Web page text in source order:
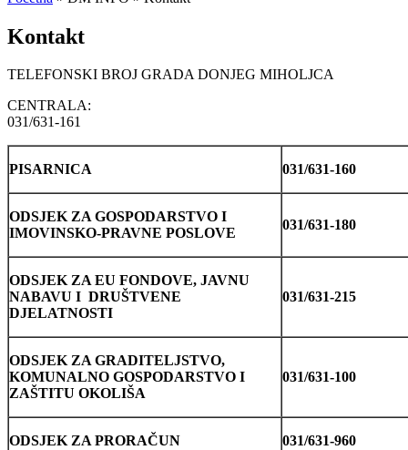
Kontakt
TELEFONSKI BROJ GRADA DONJEG MIHOLJCA
CENTRALA:
031/631-161
PISARNICA 031/631-160
ODSJEK ZA GOSPODARSTVO I
IMOVINSKO-PRAVNE POSLOVE
031/631-180
ODSJEK ZA EU FONDOVE, JAVNU
NABAVU I DRUŠTVENE
DJELATNOSTI
031/631-215
ODSJEK ZA GRADITELJSTVO,
KOMUNALNO GOSPODARSTVO I
ZAŠTITU OKOLIŠA
031/631-100
ODSJEK ZA PRORAČUN 031/631-960